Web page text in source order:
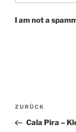
I am not a
Vorheriger
Beitrag
ZURÜCK
Cala Pira –